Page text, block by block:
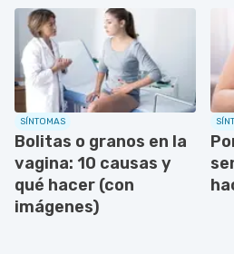
SÍNTOMAS
Bolitas o granos en la
vagina: 10 causas y
qué hacer (con
imágenes)